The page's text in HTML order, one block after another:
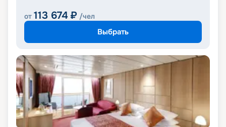
от 113 674 ₽ /чел
Выбрать